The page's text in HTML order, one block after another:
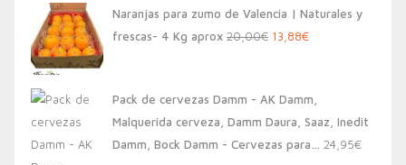
Naranjas para zumo de Valencia | Naturales y
frescas- 4 Kg aprox 20,00€ El
era:
20,00€.
13,88€El
es:
13,88€.
Pack de cervezas Damm - AK Damm,
Malquerida cerveza, Damm Daura, Saaz, Inedit
Damm, Bock Damm - Cervezas para… 24,95€